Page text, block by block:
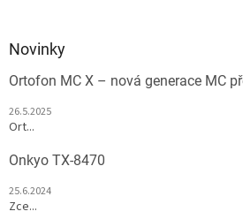
Novinky
Ortofon MC X – nová generace MC
26.5.2025
Ort...
Onkyo TX-8470
25.6.2024
Zce...